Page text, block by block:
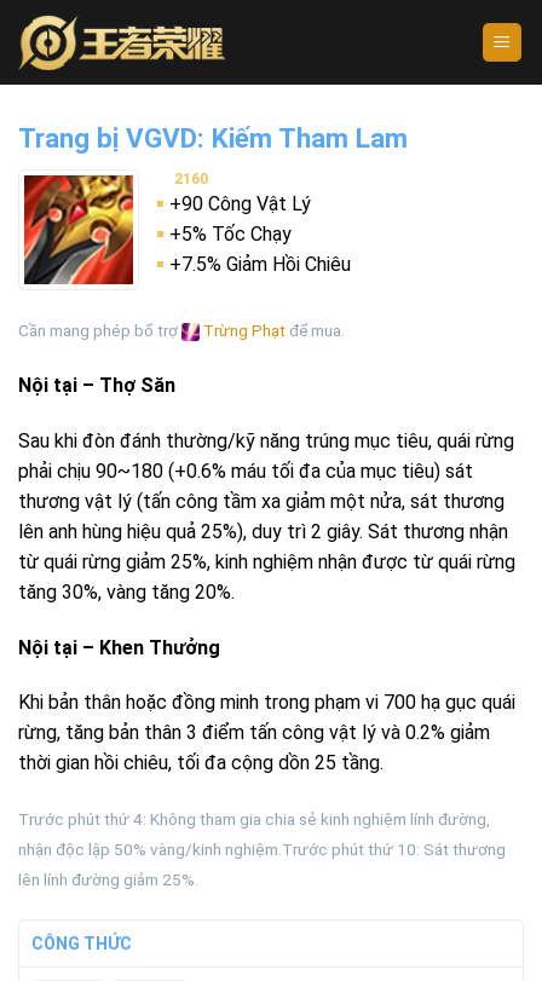
Skip
content
Trang bị VGVD: Kiếm Tham Lam
2160
+90 Công Vật Lý
+5% Tốc Chạy
+7.5% Giảm Hồi Chiêu
Cần mang phép bổ trợ Trừng Phạt để mua.
Nội tại – Thợ Săn
Sau khi đòn đánh thường/kỹ năng trúng mục tiêu, quái rừng
phải chịu 90~180 (+0.6% máu tối đa của mục tiêu) sát
thương vật lý (tấn công tầm xa giảm một nửa, sát thương
lên anh hùng hiệu quả 25%), duy trì 2 giây. Sát thương nhận
từ quái rừng giảm 25%, kinh nghiệm nhận được từ quái rừng
tăng 30%, vàng tăng 20%.
Nội tại – Khen Thưởng
Khi bản thân hoặc đồng minh trong phạm vi 700 hạ gục quái
rừng, tăng bản thân 3 điểm tấn công vật lý và 0.2% giảm
thời gian hồi chiêu, tối đa cộng dồn 25 tầng.
Trước phút thứ 4: Không tham gia chia sẻ kinh nghiệm lính đường,
nhận độc lập 50% vàng/kinh nghiệm.Trước phút thứ 10: Sát thương
lên lính đường giảm 25%.
CÔNG THỨC